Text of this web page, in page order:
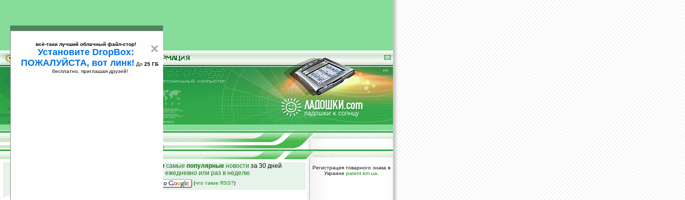
25
и самые популярные новости за 30 дней
на email ежедневно или раз в неделю
(что такое RSS?)
Регистрация товарного знака в
Украине patent.km.ua
×
всё-таки лучший облачный файл-стор!
Установите DropBox:
ПОЖАЛУЙСТА, вот линк! До 25 ГБ
бесплатно, приглашая друзей!